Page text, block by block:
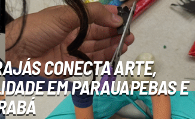
CONECTA ARTE,
EM PARAUAPEBAS E